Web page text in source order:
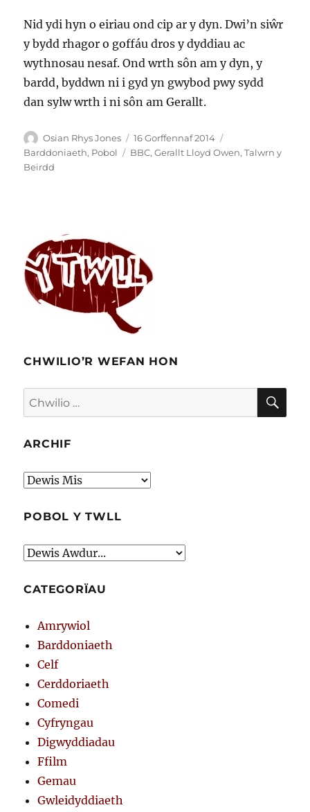
Nid ydi hyn o eiriau ond cip ar y dyn. Dwi’n siŵr
y bydd rhagor o goffáu dros y dyddiau ac
wythnosau nesaf. Ond wrth sôn am y dyn, y
bardd, byddwn ni i gyd yn gwybod pwy sydd
dan sylw wrth i ni sôn am Gerallt.
Awdur
Osian Rhys Jones
Cofnodwyd
ar
16 Gorffennaf 2014
Barddoniaeth, Pobol Tagiau
BBC,Gerallt Lloyd Owen,Talwrn y
Beirdd
CHWILIO’R WEFAN HON
Chwilio
am:
ARCHIF
Archif
POBOL Y TWLL
CATEGORÏAU
Amrywiol
Barddoniaeth
Celf
Cerddoriaeth
Comedi
Cyfryngau
Digwyddiadau
Ffilm
Gemau
Gwleidyddiaeth